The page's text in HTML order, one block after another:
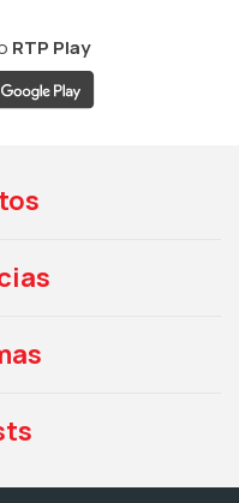
RTP Play